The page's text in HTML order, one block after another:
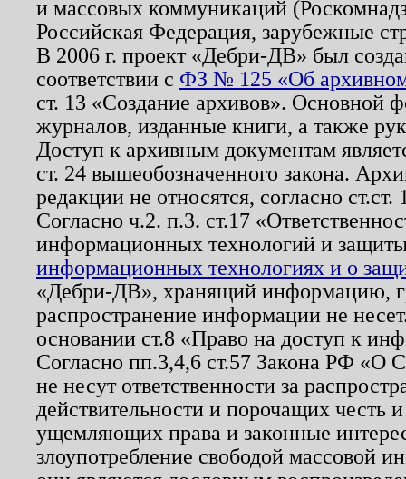
и массовых коммуникаций
Российская Федерация, зарубежные
В 2006 г. проект «Дебри-ДВ» был
соответствии с ФЗ № 125 «Об
ст. 13 «Создание архивов». Основной
журналов, изданные книги, а также
Доступ к архивным документам
ст. 24 вышеобозначенного закона.
редакции не относятся, согласно
Согласно ч.2. п.3. ст.17
информационных технологий и
информационных технологиях и о
«Дебри-ДВ», хранящий информацию,
распространение информации не
основании ст.8 «Право на доступ к
Согласно пп.3,4,6 ст.57 Закона РФ «О
не несут ответственности за
действительности и порочащих честь
ущемляющих права и законные
злоупотребление свободой массовой